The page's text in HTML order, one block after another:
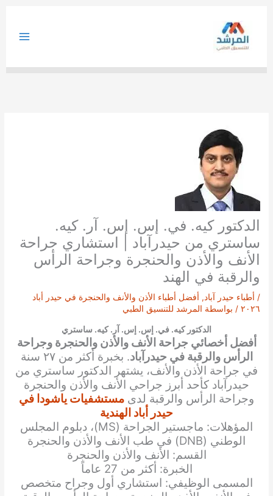
الدكتور كيه. في. إس. إس. آر. كيه.
ساستري من حيدرآباد | استشاري جراحة
الأنف والأذن والحنجرة وجراحة الرأس
والرقبة في الهند
/ أطباء حيدر آباد, أفضل أطباء الأذن والأنف والحنجرة في حيدر أباد
٢٠٢٦ / بواسطة المرشد للتنسيق الطبي
الدكتور كيه. في. إس. إس. آر. كيه. ساستري
أفضل أخصائي جراحة الأنف والأذن والحنجرة وجراحة
الرأس والرقبة في حيدرآباد
. بخبرة أكثر من ٢٧ سنة
في جراحة الأذن والأنف، يشتهر الدكتور ساستري من
حيدرآباد كأحد أبرز جراحي الأنف والأذن والحنجرة
وجراحة الرأس والرقبة لدى مستشفيات ياشودا في
حيدر أباد الهندية
المؤهلات: ماجستير الجراحة (MS)، دبلوم المجلس
الوطني (DNB) في طب الأنف والأذن والحنجرة
القسم: الأنف والأذن والحنجرة
الخبرة: أكثر من 27 عاماً
المسمى الوظيفي: استشاري أول وجراح متخصص